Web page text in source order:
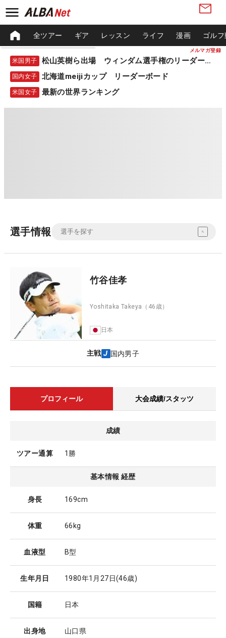
メルマガ登録
全ツアー ギア レッスン ライフ 漫画 ゴル
米国男子 松山英樹ら出場 ウィンダム選手権のリーダーボード
国内女子 北海道meijiカップ リーダーボード
米国女子 最新の世界ランキング
選手情報
竹谷佳孝
Yoshitaka Takeya （46歳）
日本
主戦 国内男子
プロフィール 大会成績/スタッツ
成績
ツアー通算 1勝
基本情報 経歴
身長 169cm
体重 66kg
血液型 B型
生年月日 1980年1月27日(46歳)
国籍 日本
出身地 山口県